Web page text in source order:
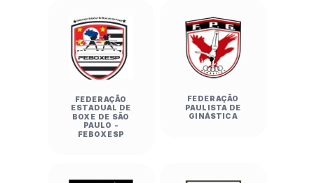
FEDERAÇÃO
ESTADUAL DE
BOXE DE SÃO
PAULO -
FEBOXESP
FEDERAÇÃO
PAULISTA DE
GINÁSTICA